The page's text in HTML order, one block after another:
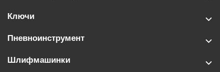
Ключи
Пневноинструмент
Шлифмашинки